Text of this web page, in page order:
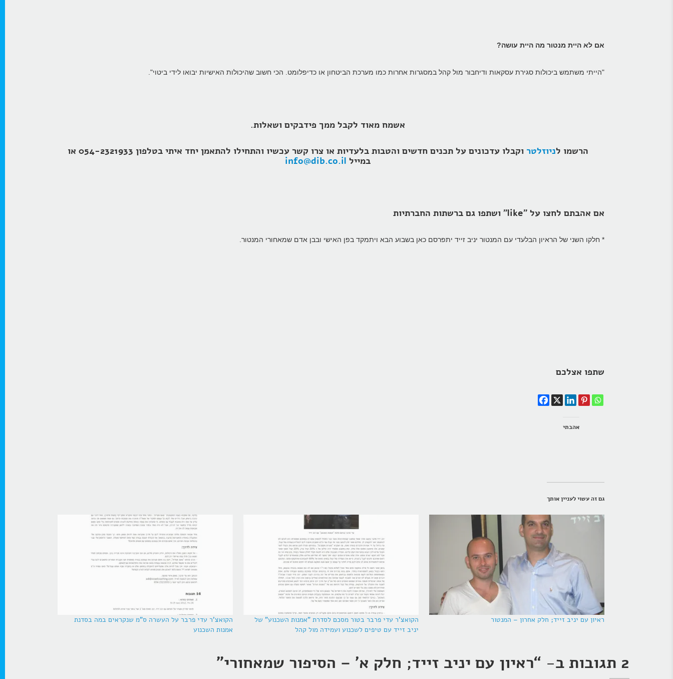
אם לא היית מנטור מה היית עושה?
"הייתי משתמש ביכולות סגירת עסקאות ודיחבור מול קהל במסגרות אחרות כמו מערכת הביטחון או כדיפלומט. הכי חשוב שהיכולות האישיות יבואו לידי ביטוי".
אשמח מאוד לקבל ממך פידבקים ושאלות.
הרשמו לניוזלטר
וקבלו עדכונים על תכנים חדשים והטבות בלעדיות או צרו קשר עכשיו והתחילו להתאמן יחד איתי בטלפון 054-2321933 או
במייל info@dib.co.il
אם אהבתם לחצו על "like" ושתפו גם ברשתות החברתיות
* חלקו השני של הראיון הבלעדי עם המנטור יניב זייד יתפרסם כאן בשבוע הבא ויתמקד בפן האישי ובבן אדם שמאחורי המנטור.
שתפו אצלכם
אהבתי
גם זה עשוי לעניין אותך
ראיון עם יניב זייד; חלק אחרון – המנטור
הקואצ'ר עדי פרבר בטור מסכם לסדרת "אמנות השכנוע" של
יניב זייד עם טיפים לשכנוע ועמידה מול קהל
הקואצ'ר עדי פרבר על העשרה ס"מ שנקראים במה בסדנת
אמנות השכנוע
2 תגובות ב- “ ראיון עם יניב זייד; חלק א' – הסיפור שמאחורי”